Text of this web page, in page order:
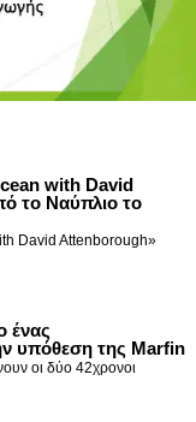
with David
το Ναύπλιο το
David Attenborough»
ένας
υπόθεση της Marfin
οι δύο 42χρονοι